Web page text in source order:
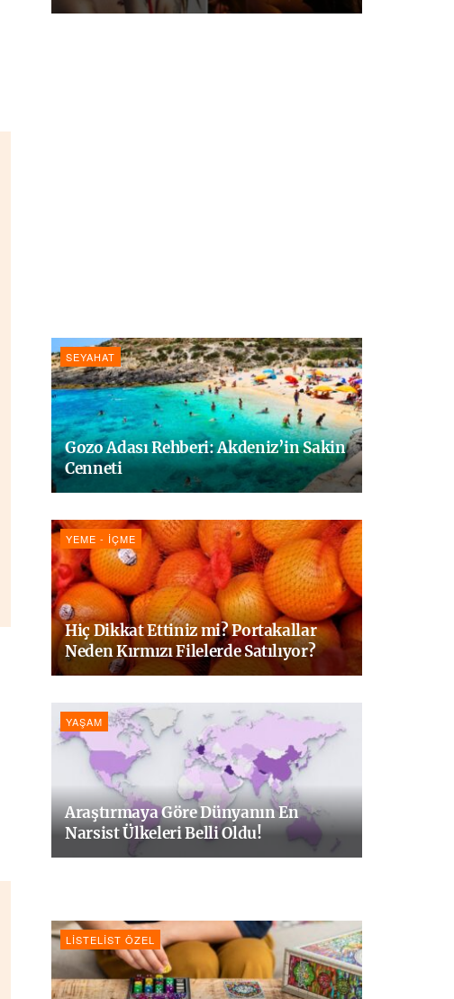
SEYAHAT
Gozo Adası Rehberi: Akdeniz’in Sakin
Cenneti
YEME - İÇME
Hiç Dikkat Ettiniz mi? Portakallar
Neden Kırmızı Filelerde Satılıyor?
YAŞAM
Araştırmaya Göre Dünyanın En
Narsist Ülkeleri Belli Oldu!
LISTELIST ÖZEL